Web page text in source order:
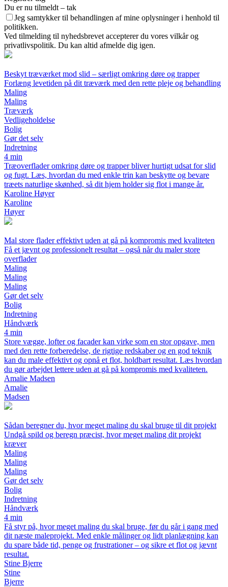
Du er nu tilmeldt – tak
Jeg samtykker til behandlingen af mine oplysninger i henhold til
politikken.
Ved tilmelding til nyhedsbrevet accepterer du vores vilkår og
privatlivspolitik. Du kan altid afmelde dig igen.
Beskyt træværket mod slid – særligt omkring døre og trapper
Forlæng levetiden på dit træværk med den rette pleje og behandling
Maling
Maling
Træværk
Vedligeholdelse
Bolig
Gør det selv
Indretning
4 min
Træoverflader omkring døre og trapper bliver hurtigt udsat for slid
og fugt. Læs, hvordan du med enkle trin kan beskytte og bevare
træets naturlige skønhed, så dit hjem holder sig flot i mange år.
Karoline Høyer
Karoline
Høyer
Mal store flader effektivt uden at gå på kompromis med kvaliteten
Få et jævnt og professionelt resultat – også når du maler store
overflader
Maling
Maling
Maling
Gør det selv
Bolig
Indretning
Håndværk
4 min
Store vægge, lofter og facader kan virke som en stor opgave, men
med den rette forberedelse, de rigtige redskaber og en god teknik
kan du male effektivt og opnå et flot, holdbart resultat. Læs hvordan
du gør arbejdet lettere uden at gå på kompromis med kvaliteten.
Amalie Madsen
Amalie
Madsen
Sådan beregner du, hvor meget maling du skal bruge til dit projekt
Undgå spild og beregn præcist, hvor meget maling dit projekt
kræver
Maling
Maling
Maling
Gør det selv
Bolig
Indretning
Håndværk
4 min
Få styr på, hvor meget maling du skal bruge, før du går i gang med
dit næste maleprojekt. Med enkle målinger og lidt planlægning kan
du spare både tid, penge og frustrationer – og sikre et flot og jævnt
resultat.
Stine Bjerre
Stine
Bjerre